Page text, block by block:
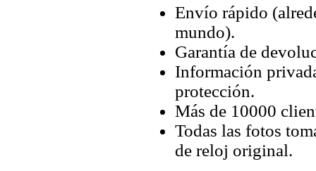
Envío rápido
mundo).
Garantía de
Información
protección.
Más de 10000
Todas las fotos
de reloj original.